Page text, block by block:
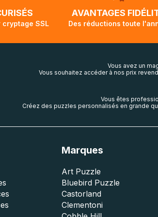
SSL
AVANTAGES
Des réductions toute
Vous avez un
Vous souhaitez accéder à nos prix
Vous êtes
Créez des puzzles personnalisés en grande
Marques
Art Puzzle
Bluebird Puzzle
Castorland
Clementoni